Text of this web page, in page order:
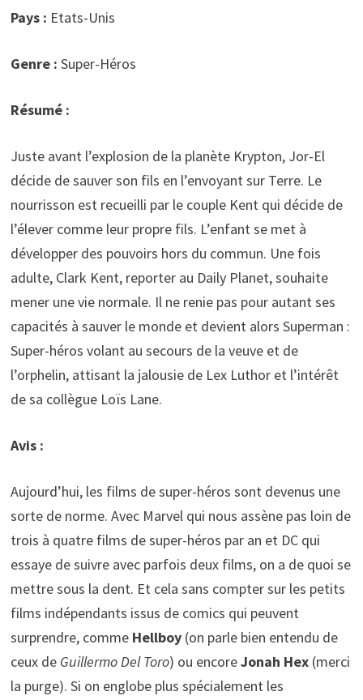
Pays : Etats-Unis
Genre : Super-Héros
Résumé :
Juste avant l’explosion de la planète Krypton, Jor-El
décide de sauver son fils en l’envoyant sur Terre. Le
nourrisson est recueilli par le couple Kent qui décide de
l’élever comme leur propre fils. L’enfant se met à
développer des pouvoirs hors du commun. Une fois
adulte, Clark Kent, reporter au Daily Planet, souhaite
mener une vie normale. Il ne renie pas pour autant ses
capacités à sauver le monde et devient alors Superman :
Super-héros volant au secours de la veuve et de
l’orphelin, attisant la jalousie de Lex Luthor et l’intérêt
de sa collègue Loïs Lane.
Avis :
Aujourd’hui, les films de super-héros sont devenus une
sorte de norme. Avec Marvel qui nous assène pas loin de
trois à quatre films de super-héros par an et DC qui
essaye de suivre avec parfois deux films, on a de quoi se
mettre sous la dent. Et cela sans compter sur les petits
films indépendants issus de comics qui peuvent
surprendre, comme Hellboy(on parle bien entendu de
ceux de Guillermo Del Toro) ou encoreJonah Hex(merci
la purge). Si on englobe plus spécialement les